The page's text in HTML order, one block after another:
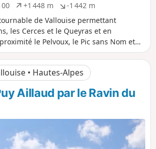
00 +1 448 m
D
é
n
i
v
e
l
é
p
o
t
f
-1 442 m
D
é
n
i
v
e
l
é
n
é
g
t
de Vallouise permettant
les Cerces et le Queyras et en
le Pelvoux, le Pic sans Nom et
• Hautes-Alpes
Aillaud par le Ravin du